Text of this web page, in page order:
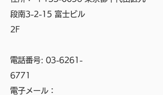
段南3-2-15 富士ビル
2F
電話番号: 03-6261-
6771
電子メール：